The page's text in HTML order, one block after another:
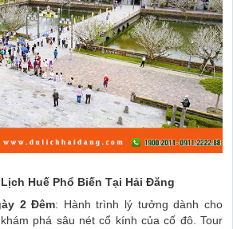
Huế Phổ Biến Tại Hải Đăng
2 Đêm: Hành trình lý tưởng dành cho
phá sâu nét cổ kính của cố đô. Tour